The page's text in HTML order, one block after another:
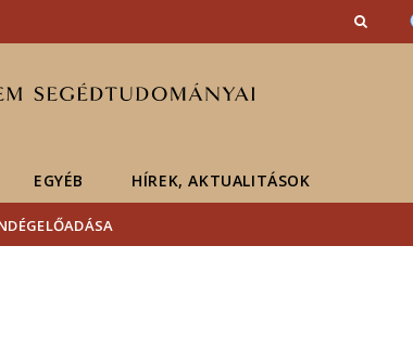
EGYÉB HÍREK, AKTUALITÁSOK